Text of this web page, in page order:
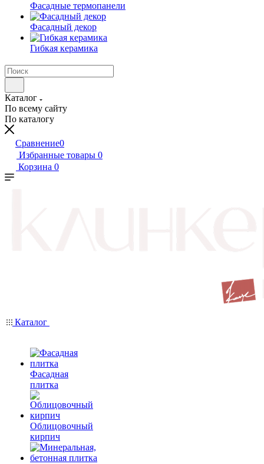
Фасадные термопанели
Фасадный декор
Гибкая керамика
Каталог
По всему сайту
По каталогу
Сравнение0
Избранные товары 0
Корзина 0
Каталог
Фасадная
плитка
Облицовочный
кирпич